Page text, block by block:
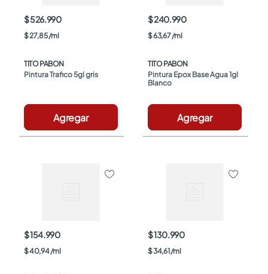
$ 526.990
$27,85/ml
TITO PABON
Pintura Trafico 5gl gris
Agregar
$ 240.990
$63,67/ml
TITO PABON
Pintura Epox Base Agua 1gl
Blanco
Agregar
$ 154.990
$40,94/ml
$ 130.990
$34,61/ml